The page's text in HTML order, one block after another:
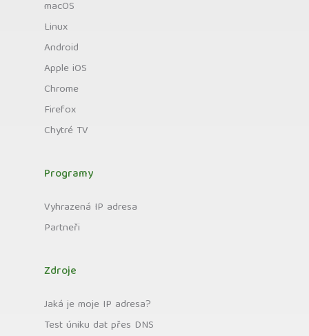
macOS
Linux
Android
Apple iOS
Chrome
Firefox
Chytré TV
Programy
Vyhrazená IP adresa
Partneři
Zdroje
Jaká je moje IP adresa?
Test úniku dat přes DNS